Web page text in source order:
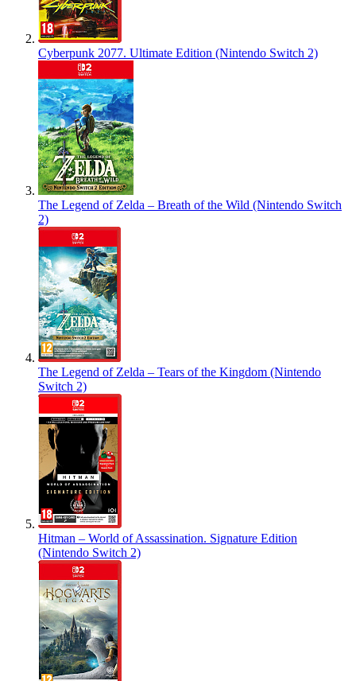
Cyberpunk 2077. Ultimate Edition (Nintendo Switch 2)
The Legend of Zelda – Breath of the Wild (Nintendo Switch
2)
The Legend of Zelda – Tears of the Kingdom (Nintendo
Switch 2)
Hitman – World of Assassination. Signature Edition
(Nintendo Switch 2)